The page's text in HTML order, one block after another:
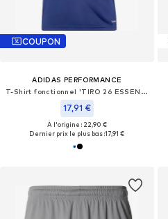
COUPON
ADIDAS PERFORMANCE
T-Shirt fonctionnel 'TIRO 26 ESSENTIALS'
17,91 €
À l'origine : 22,90 €
Dernier prix le plus bas :17,91 €